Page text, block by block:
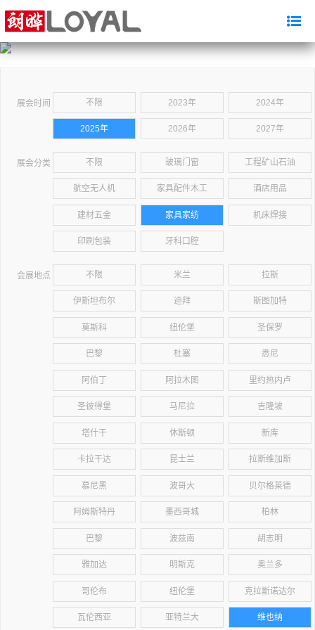
展会时间 不限 2023年 2024年
2025年 2026年 2027年
展会分类 不限 玻璃门窗 工程矿山石油
航空无人机 家具配件木工 酒店用品
建材五金 家具家纺 机床焊接
印刷包装 牙科口腔
会展地点 不限 米兰 拉斯
伊斯坦布尔 迪拜 斯图加特
莫斯科 纽伦堡 圣保罗
巴黎 杜塞 悉尼
阿伯丁 阿拉木图 里约热内卢
圣彼得堡 马尼拉 吉隆坡
塔什干 休斯顿 新库
卡拉干达 昆士兰 拉斯维加斯
慕尼黑 波哥大 贝尔格莱德
阿姆斯特丹 墨西哥城 柏林
巴黎 波兹南 胡志明
雅加达 明斯克 奥兰多
哥伦布 纽伦堡 克拉斯诺达尔
瓦伦西亚 亚特兰大 维也纳